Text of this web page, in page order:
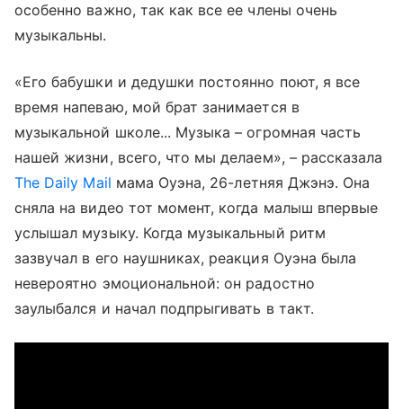
особенно важно, так как все ее члены очень
музыкальны.
«Его бабушки и дедушки постоянно поют, я все
время напеваю, мой брат занимается в
музыкальной школе... Музыка – огромная часть
нашей жизни, всего, что мы делаем», – рассказала
The Daily Mail мама Оуэна, 26-летняя Джэнэ. Она
сняла на видео тот момент, когда малыш впервые
услышал музыку. Когда музыкальный ритм
зазвучал в его наушниках, реакция Оуэна была
невероятно эмоциональной: он радостно
заулыбался и начал подпрыгивать в такт.